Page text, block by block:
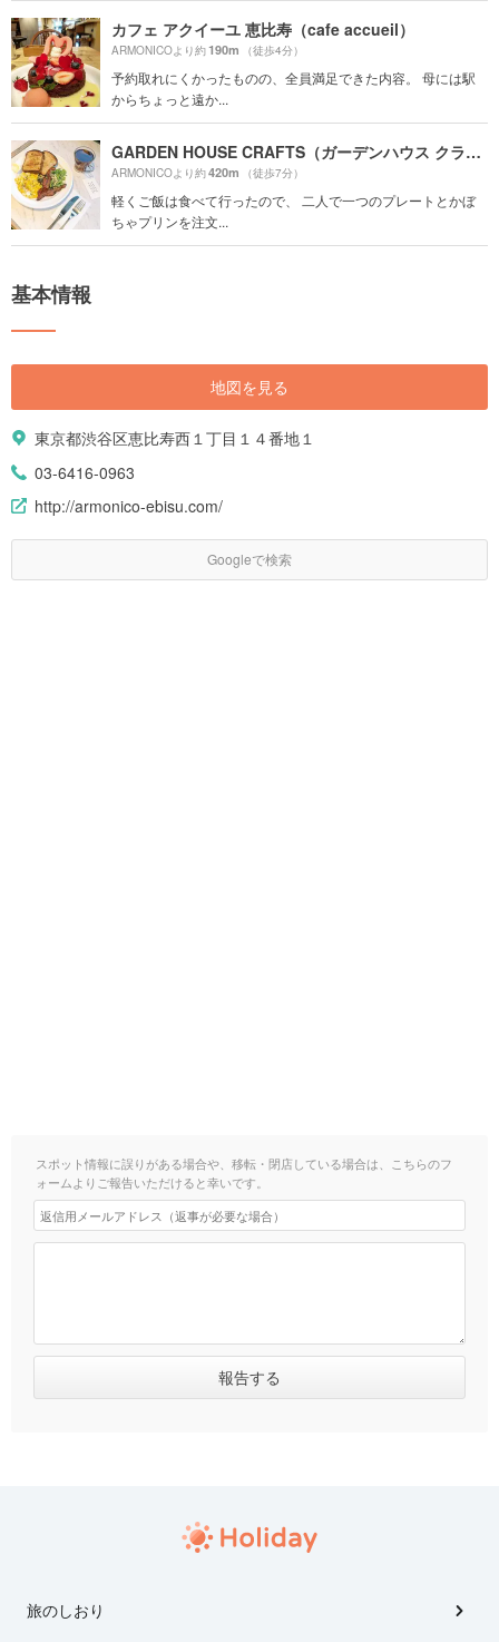
カフェ アクイーユ 恵比寿（cafe accueil）
ARMONICOより約190m （徒歩4分）
予約取れにくかったものの、全員満足できた内容。 母には駅
からちょっと遠か...
GARDEN HOUSE CRAFTS（ガーデンハウス クラフツ）
ARMONICOより約420m （徒歩7分）
軽くご飯は食べて行ったので、 二人で一つのプレートとかぼ
ちゃプリンを注文...
基本情報
地図を見る
東京都渋谷区恵比寿西１丁目１４番地１
03-6416-0963
http://armonico-ebisu.com/
Googleで検索
スポット情報に誤りがある場合や、移転・閉店している場合は、こちらのフ
ォームよりご報告いただけると幸いです。
旅のしおり